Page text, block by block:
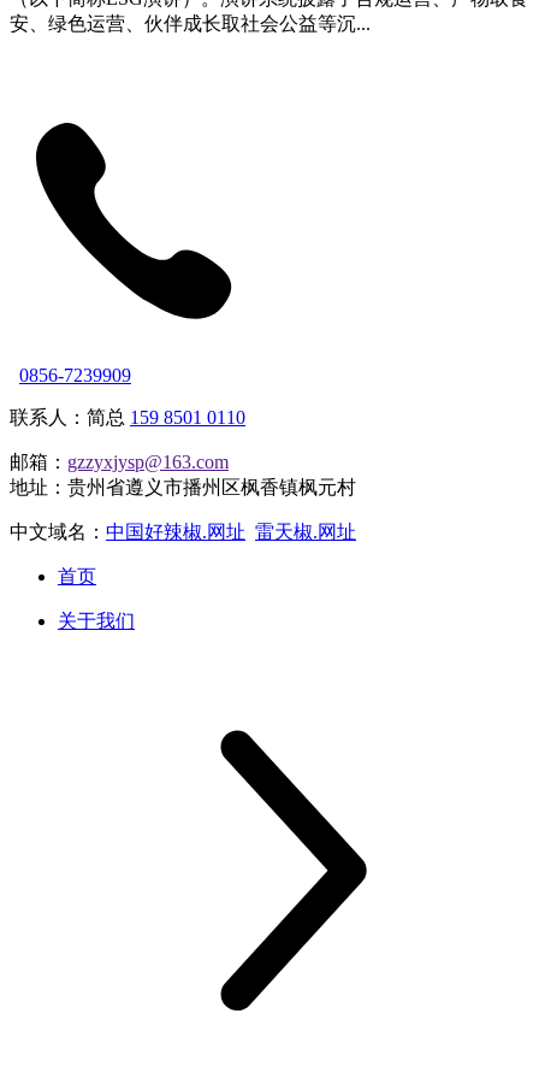
安、绿色运营、伙伴成长取社会公益等沉...
0856-7239909
联系人：简总 159 8501 0110
邮箱： gzzyxjysp@163.com
地址：贵州省遵义市播州区枫香镇枫元村
中文域名： 中国好辣椒.网址 雷天椒.网址
首页
关于我们